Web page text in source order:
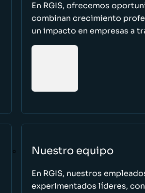
En RGIS, ofrecemos
combinan crecimiento
un impacto en empresas a
Nuestro equipo
En RGIS, nuestros
experimentados líderes,